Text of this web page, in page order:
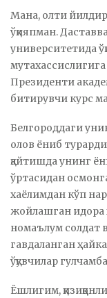
Мана, олти
ўқияпман.
университетида
Президенти
битирувчи курс
Белгороддаги
олов ёниб
қайтишда унинг
ўртасидан
хаёлимдан кўп
жойлашган идора
номаълум солдат
гавдаланган
ўқувчилар
Ёшлигим,